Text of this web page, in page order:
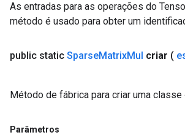
As entradas para as operações do
método é usado para obter um
public static SparseMatrixMul criar (
Método de fábrica para criar uma
Parâmetros